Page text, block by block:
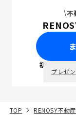
不
初回面談で
プレゼ
TOP RENOSY不動